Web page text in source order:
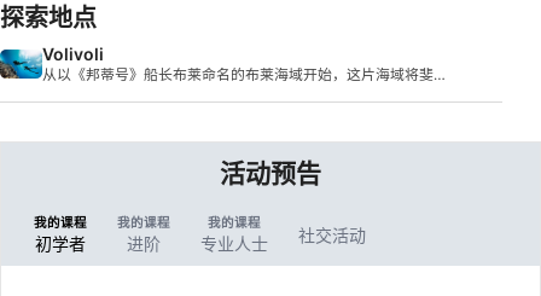
探索地点
Volivoli
从以《邦蒂号》船长布莱命名的布莱海域开始，这片海域将斐济
活动预告
我的课程
初学者
我的课程
进阶
我的课程
专业人士 社交活动